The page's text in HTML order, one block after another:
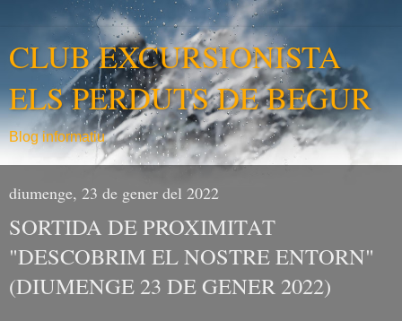
CLUB EXCURSIONISTA
ELS PERDUTS DE BEGUR
Blog informatiu
diumenge, 23 de gener del 2022
SORTIDA DE PROXIMITAT
"DESCOBRIM EL NOSTRE ENTORN"
(DIUMENGE 23 DE GENER 2022)